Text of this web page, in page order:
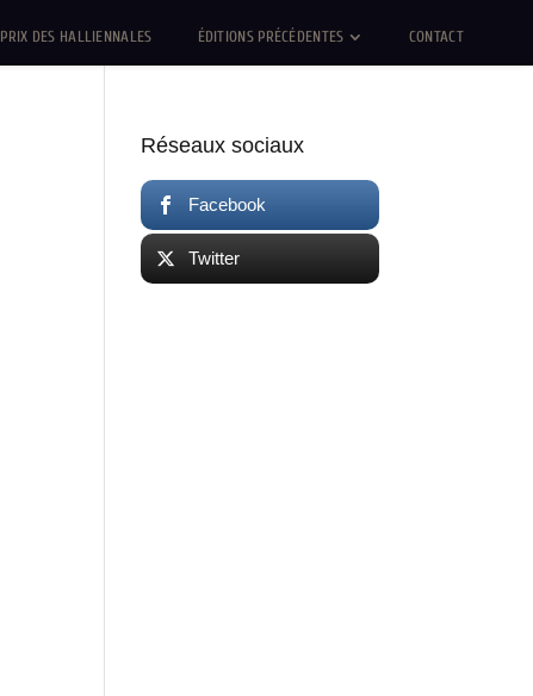
PRIX DES HALLIENNALES ÉDITIONS PRÉCÉDENTES CONTACT
Réseaux sociaux
Facebook
Twitter